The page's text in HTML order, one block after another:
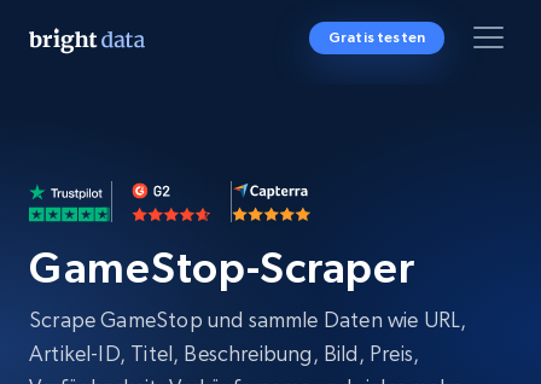
Gratis testen
GameStop-Scraper
Scrape GameStop und sammle Daten wie URL,
Artikel-ID, Titel, Beschreibung, Bild, Preis,